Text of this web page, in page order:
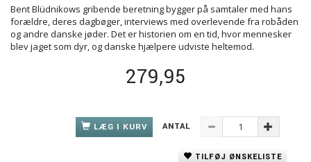
Bent Blüdnikows gribende beretning bygger på samtaler med hans
forældre, deres dagbøger, interviews med overlevende fra robåden
og andre danske jøder. Det er historien om en tid, hvor mennesker
blev jaget som dyr, og danske hjælpere udviste heltemod.
279,95
LÆG I KURV ANTAL
TILFØJ ØNSKELISTE